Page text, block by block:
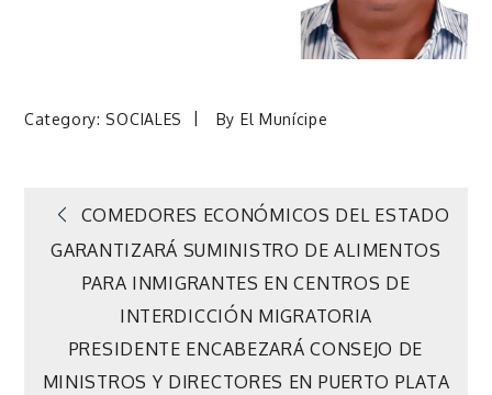
Category: SOCIALES By El Munícipe
Navegación
de
entradas
COMEDORES ECONÓMICOS DEL ESTADO
GARANTIZARÁ SUMINISTRO DE ALIMENTOS
PARA INMIGRANTES EN CENTROS DE
INTERDICCIÓN MIGRATORIA
PRESIDENTE ENCABEZARÁ CONSEJO DE
MINISTROS Y DIRECTORES EN PUERTO PLATA